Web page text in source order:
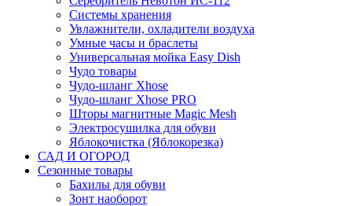
Системы хранения
Увлажнители, охладители воздуха
Умные часы и браслеты
Универсальная мойка Easy Dish
Чудо товары
Чудо-шланг Xhose
Чудо-шланг Xhose PRO
Шторы магнитные Magic Mesh
Электросушилка для обуви
Яблокочистка (Яблокорезка)
САД И ОГОРОД
Сезонные товары
Бахилы для обуви
Зонт наоборот